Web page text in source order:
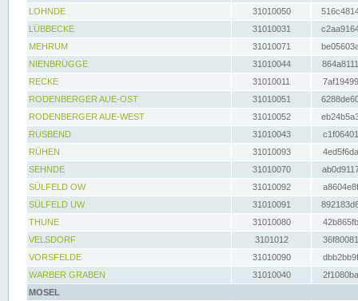
LOHNDE
31010050
LÜBBECKE
31010031
MEHRUM
31010071
NIENBRÜGGE
31010044
RECKE
31010011
RODENBERGER AUE-OST
31010051
RODENBERGER AUE-WEST
31010052
RUSBEND
31010043
RÜHEN
31010093
SEHNDE
31010070
SÜLFELD OW
31010092
SÜLFELD UW
31010091
THUNE
31010080
VELSDORF
3101012
VORSFELDE
31010090
WARBER GRABEN
31010040
MOSEL